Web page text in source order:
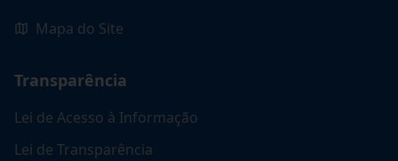
Mapa do Site
Transparência
Lei de Acesso à Informação
Lei de Transparência